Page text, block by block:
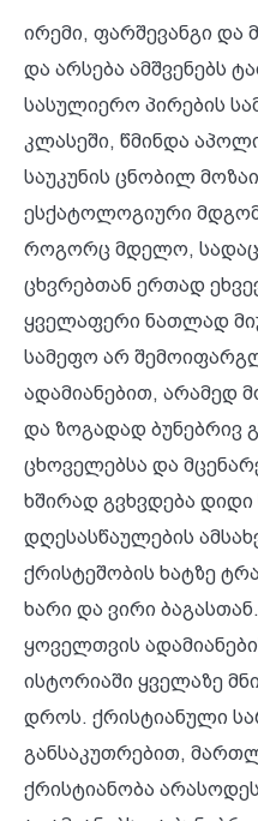
ირემი, ფარშევანგი და
და არსება ამშვენებს
სასულიერო პირების
კლასეში, წმინდა
საუკუნის ცნობილ
ესქატოლოგიური
როგორც მდელო, სადაც
ცხვრებთან ერთად
ყველაფერი ნათლად
სამეფო არ
ადამიანებით, არამედ
და ზოგადად ბუნებრივ
ცხოველებსა და
ხშირად გვხვდება
დღესასწაულების
ქრისტეშობის ხატზე
ხარი და ვირი
ყოველთვის
ისტორიაში ყველაზე
დროს. ქრისტიანული
განსაკუთრებით,
ქრისტიანობა